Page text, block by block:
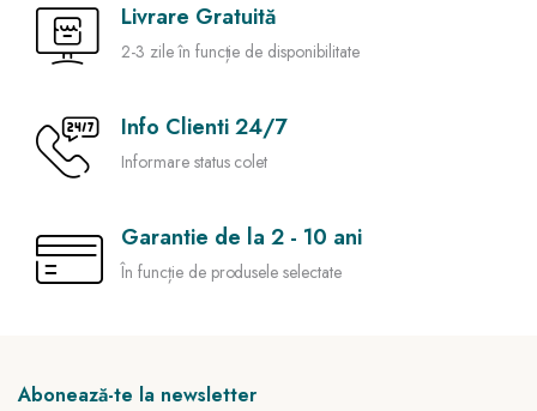
Livrare Gratuită
2-3 zile în funcție de disponibilitate
Info Clienti 24/7
Informare status colet
Garantie de la 2 - 10 ani
În funcție de produsele selectate
Abonează-te la newsletter